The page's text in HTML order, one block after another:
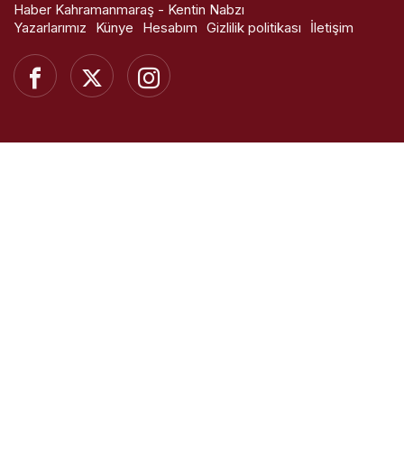
Haber Kahramanmaraş - Kentin Nabzı
Yazarlarımız
Künye Hesabım Gizlilik politikası İletişim